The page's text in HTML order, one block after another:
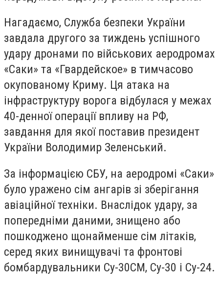
Нагадаємо, Служба безпеки України
завдала другого за тиждень успішного
удару дронами по військових аеродромах
«Саки» та «Гвардейское» в тимчасово
окупованому Криму. Ця атака на
інфраструктуру ворога відбулася у межах
40-денної операції впливу на РФ,
завдання для якої поставив президент
України Володимир Зеленський.
За інформацією СБУ, на аеродромі «Саки»
було уражено сім ангарів зі зберігання
авіаційної техніки. Внаслідок удару, за
попередніми даними, знищено або
пошкоджено щонайменше сім літаків,
серед яких винищувачі та фронтові
бомбардувальники Су-30СМ, Су-30 і Су-24.